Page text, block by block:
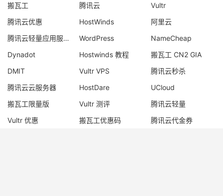
搬瓦工 腾讯云
Vultr
腾讯云优惠
HostWinds
阿里云
腾讯云轻量应用服务器
WordPress
NameCheap
Dynadot
Hostwinds 教程
搬瓦工 CN2 GIA
DMIT
Vultr VPS
腾讯云秒杀
腾讯云云服务器
HostDare
UCloud
搬瓦工限量版
Vultr 测评
腾讯云轻量
Vultr 优惠
搬瓦工优惠码
腾讯云代金券